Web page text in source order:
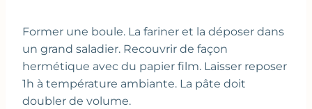
Former une boule. La fariner et la déposer dans
un grand saladier. Recouvrir de façon
hermétique avec du papier film. Laisser reposer
1h à température ambiante. La pâte doit
doubler de volume.